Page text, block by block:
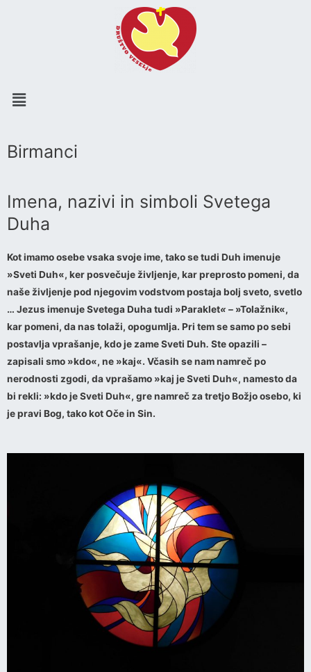
Menu
Birmanci
Imena, nazivi in simboli Svetega
Duha
Kot imamo osebe vsaka svoje ime, tako se tudi Duh imenuje
»Sveti Duh«, ker posvečuje življenje, kar preprosto pomeni, da
naše življenje pod njegovim vodstvom postaja bolj sveto, svetlo
… Jezus imenuje Svetega Duha tudi »Paraklet« – »Tolažnik«,
kar pomeni, da nas tolaži, opogumlja. Pri tem se samo po sebi
postavlja vprašanje, kdo je zame Sveti Duh. Ste opazili –
zapisali smo »kdo«, ne »kaj«. Včasih se nam namreč po
nerodnosti zgodi, da vprašamo »kaj je Sveti Duh«, namesto da
bi rekli: »kdo je Sveti Duh«, gre namreč za tretjo Božjo osebo, ki
je pravi Bog, tako kot Oče in Sin.